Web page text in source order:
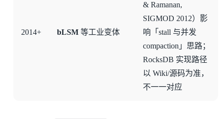
2014+ bLSM等工业变体
& Ramanan,
SIGMOD 2012）影
响「stall 与并发
compaction」思路；
RocksDB 实现路径
以 Wiki/源码为准，
不一一对应